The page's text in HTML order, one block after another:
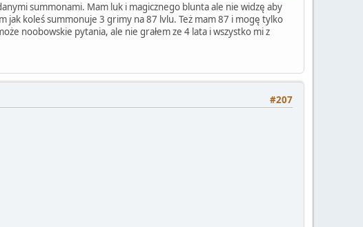
summonami. Mam luk i magicznego blunta ale nie widzę aby
jak koleś summonuje 3 grimy na 87 lvlu. Też mam 87 i mogę tylko
noobowskie pytania, ale nie grałem ze 4 lata i wszystko mi z
#207